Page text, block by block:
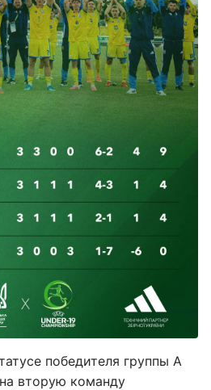
победителя группы А
вторую команду